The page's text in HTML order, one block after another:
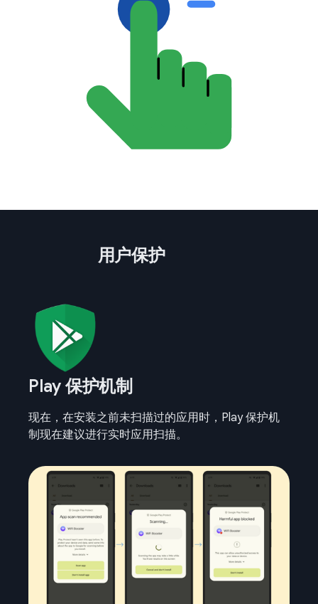
用户保护
Play 保护机制
现在，在安装之前未扫描过的应用时，Play 保护机
制现在建议进行实时应用扫描。